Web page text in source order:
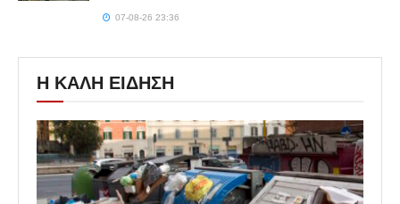
07-08-26 23:36
Η ΚΑΛΗ ΕΙΔΗΣΗ